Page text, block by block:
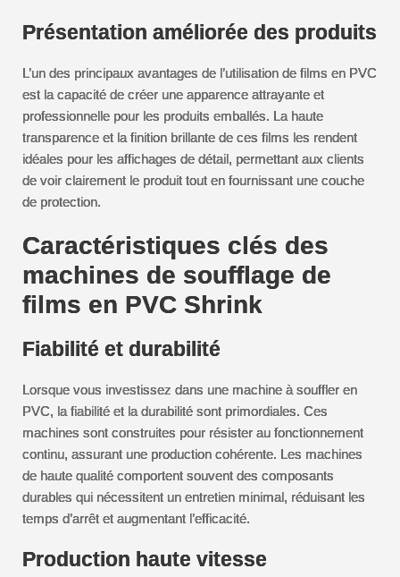
Présentation améliorée des produits
L’un des principaux avantages de l’utilisation de films en PVC
est la capacité de créer une apparence attrayante et
professionnelle pour les produits emballés. La haute
transparence et la finition brillante de ces films les rendent
idéales pour les affichages de détail, permettant aux clients
de voir clairement le produit tout en fournissant une couche
de protection.
Caractéristiques clés des
machines de soufflage de
films en PVC Shrink
Fiabilité et durabilité
Lorsque vous investissez dans une machine à souffler en
PVC, la fiabilité et la durabilité sont primordiales. Ces
machines sont construites pour résister au fonctionnement
continu, assurant une production cohérente. Les machines
de haute qualité comportent souvent des composants
durables qui nécessitent un entretien minimal, réduisant les
temps d’arrêt et augmentant l’efficacité.
Production haute vitesse